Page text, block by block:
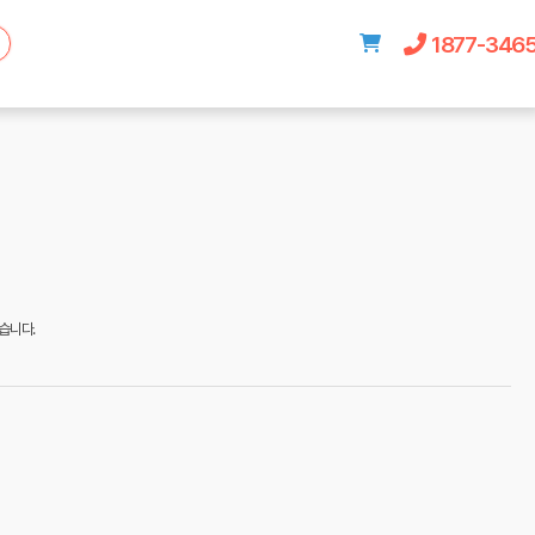
1877-
니다.